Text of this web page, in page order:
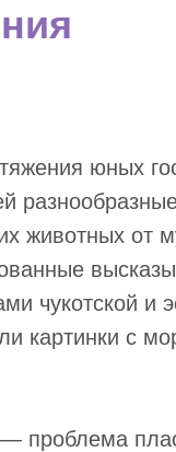
юных
животных от
чукотской и
картинки с
проблема